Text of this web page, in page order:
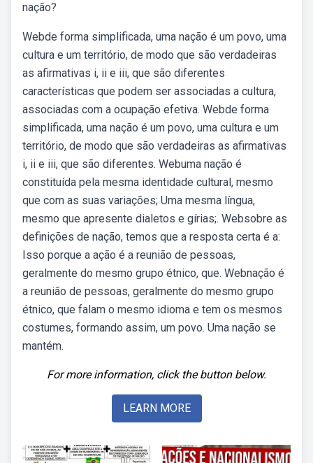
nação?
Webde forma simplificada, uma nação é um povo, uma
cultura e um território, de modo que são verdadeiras
as afirmativas i, ii e iii, que são diferentes
características que podem ser associadas a cultura,
associadas com a ocupação efetiva. Webde forma
simplificada, uma nação é um povo, uma cultura e um
território, de modo que são verdadeiras as afirmativas
i, ii e iii, que são diferentes. Webuma nação é
constituída pela mesma identidade cultural, mesmo
que com as suas variações; Uma mesma língua,
mesmo que apresente dialetos e gírias;. Websobre as
definições de nação, temos que a resposta certa é a:
Isso porque a ação é a reunião de pessoas,
geralmente do mesmo grupo étnico, que. Webnação é
a reunião de pessoas, geralmente do mesmo grupo
étnico, que falam o mesmo idioma e tem os mesmos
costumes, formando assim, um povo. Uma nação se
mantém.
For more information, click the button below.
LEARN MORE